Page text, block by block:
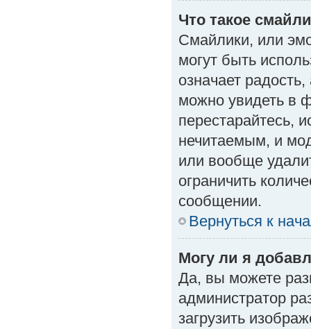
Что такое
Смайлики, или
могут быть
означает
можно увидеть в
перестарайтесь,
нечитаемым, и
или вообще
ограничить
сообщении.
Вернуться к
Могу ли я
Да, вы можете
администратор
загрузить